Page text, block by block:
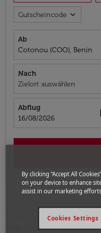
Gutscheincode expand_more
Ab
Cotonou (COO), Benin
Nach
Zielort auswählen
Abflug
fc-booking-departure-
16/08/2026
Flüge
Flüge Cotonou - Dänemark
By clicking “Accept All
on your device to enhance
assist in our marketing
Cookies Settings